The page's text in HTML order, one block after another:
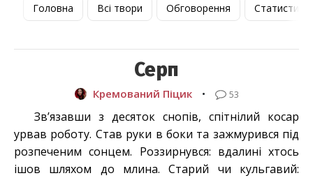
Головна Всі твори Обговорення Статистика
Серп
Кремований Піцик • 53
Зв’язавши з десяток снопів, спітнілий косар
урвав роботу. Став руки в боки та зажмурився під
розпеченим сонцем. Роззирнувся: вдалині хтось
ішов шляхом до млина. Старий чи кульгавий: